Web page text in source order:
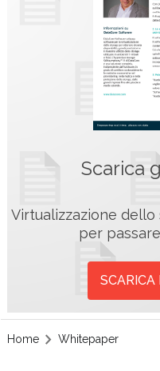
Scarica
Virtualizzazione
per
SCARICA
Home Whitepaper